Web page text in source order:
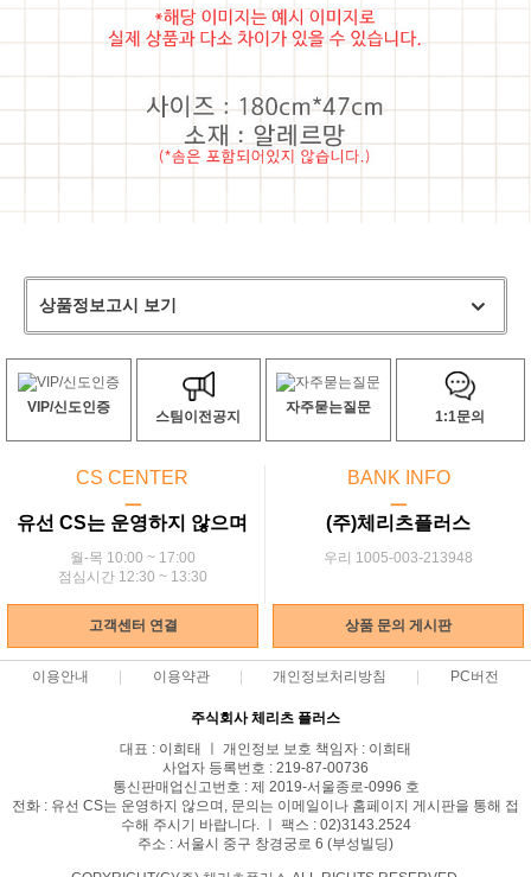
상품정보고시 보기
VIP/신도인증
스팀이전공지
자주묻는질문
1:1문의
CS CENTER
ㅡ
유선 CS는 운영하지 않으며
월-목 10:00 ~ 17:00
점심시간 12:30 ~ 13:30
BANK INFO
ㅡ
(주)체리츠플러스
우리 1005-003-213948
고객센터 연결 상품 문의 게시판
이용안내 이용약관 개인정보처리방침 PC버전
주식회사 체리츠 플러스
대표 : 이희태 ㅣ 개인정보 보호 책임자 : 이희태
사업자 등록번호 : 219-87-00736
통신판매업신고번호 : 제 2019-서울종로-0996 호
전화 : 유선 CS는 운영하지 않으며, 문의는 이메일이나 홈페이지 게시판을 통해 접
수해 주시기 바랍니다. ㅣ 팩스 : 02)3143.2524
주소 : 서울시 중구 창경궁로 6 (부성빌딩)